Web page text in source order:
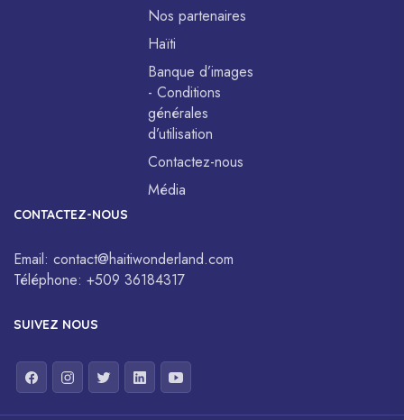
Nos partenaires
Haïti
Banque d’images
- Conditions
générales
d’utilisation
Contactez-nous
Média
CONTACTEZ-NOUS
Email: contact@haitiwonderland.com
Téléphone: +509 36184317
SUIVEZ NOUS